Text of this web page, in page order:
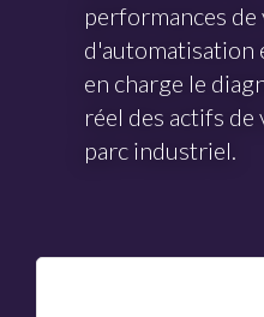
performances
d'automatisation
en charge le
réel des actifs de
parc industriel.